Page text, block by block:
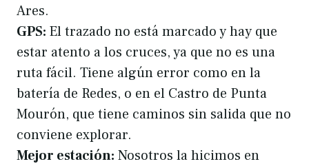
Ares.
GPS: El trazado no está marcado y hay que
estar atento a los cruces, ya que no es una
ruta fácil. Tiene algún error como en la
batería de Redes, o en el Castro de Punta
Mourón, que tiene caminos sin salida que no
conviene explorar.
Mejor estación: Nosotros la hicimos en